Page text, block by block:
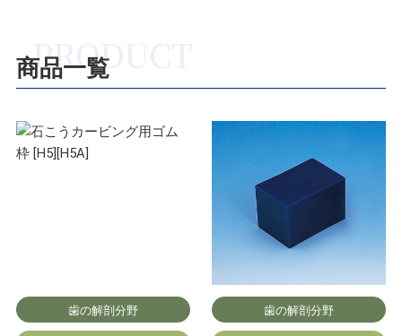
商品一覧
歯の解剖分野 歯の解剖分野